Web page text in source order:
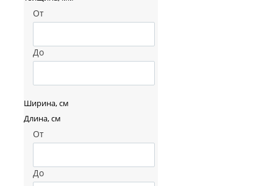
От
До
Ширина, см
Длина, см
От
До